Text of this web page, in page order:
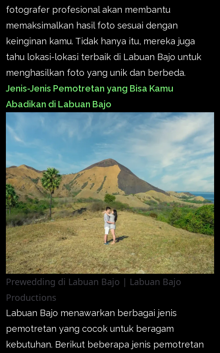
fotografer profesional akan membantu
memaksimalkan hasil foto sesuai dengan
keinginan kamu. Tidak hanya itu, mereka juga
tahu lokasi-lokasi terbaik di Labuan Bajo untuk
menghasilkan foto yang unik dan berbeda.
Jenis-Jenis Pemotretan yang Bisa Kamu
Abadikan di Labuan Bajo
Prewedding di Labuan Bajo | Labuan Bajo
Productions
Labuan Bajo menawarkan berbagai jenis
pemotretan yang cocok untuk beragam
kebutuhan. Berikut beberapa jenis pemotretan